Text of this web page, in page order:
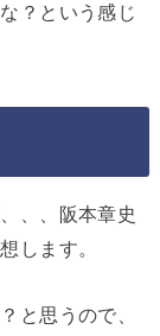
？という感じ
、、阪本章史
します。
と思うので、